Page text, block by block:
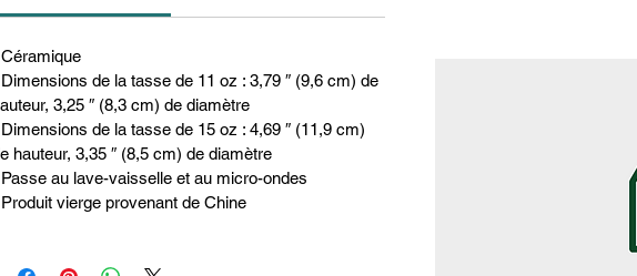
Céramique
Dimensions de la tasse de 11 oz : 3,79 ″ (9,6 cm) de
3,25 ″ (8,3 cm) de diamètre
Dimensions de la tasse de 15 oz : 4,69 ″ (11,9 cm)
hauteur, 3,35 ″ (8,5 cm) de diamètre
Passe au lave-vaisselle et au micro-ondes
Produit vierge provenant de Chine